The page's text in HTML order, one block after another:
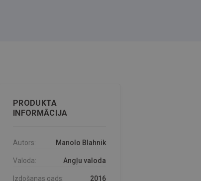
PRODUKTA
INFORMĀCIJA
Autors: Manolo Blahnik
Valoda: Angļu valoda
Izdošanas gads: 2016